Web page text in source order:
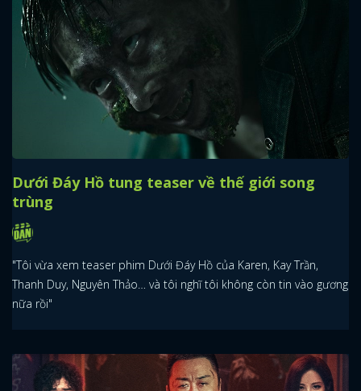
Dưới Đáy Hồ tung teaser về thế giới song
trùng
"Tôi vừa xem teaser phim Dưới Đáy Hồ của Karen, Kay Trần,
Thanh Duy, Nguyên Thảo… và tôi nghĩ tôi không còn tin vào gương
nữa rồi"